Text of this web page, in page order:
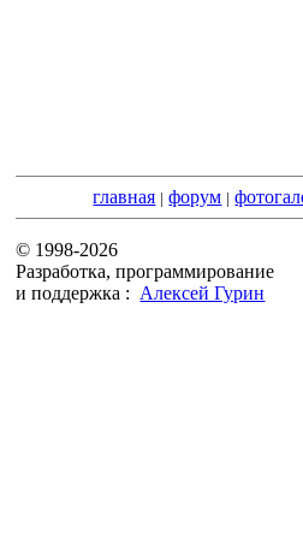
главная | форум |
© 1998-2026
Разработка, программирование
и поддержка : Алексей Гурин